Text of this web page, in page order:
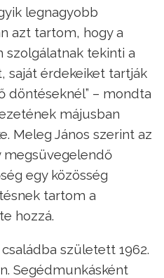
legnagyobb
azt tartom, hogy a
tekinti a
saját érdekeiket tartják
döntéseknél” – mondta
májusban
Meleg János szerint az
megsüvegelendő
egy közösség
tartom a
hozzá.
született 1962.
Segédmunkásként